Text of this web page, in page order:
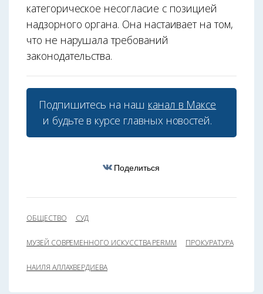
категорическое несогласие с позицией
надзорного органа. Она настаивает на том,
что не нарушала требований
законодательства.
Подпишитесь на наш канал в Максе
и будьте в курсе главных новостей.
Поделиться
ОБЩЕСТВО СУД
МУЗЕЙ СОВРЕМЕННОГО ИСКУССТВА PERMM ПРОКУРАТУРА
НАИЛЯ АЛЛАХВЕРДИЕВА